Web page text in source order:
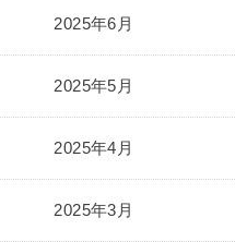
2025年6月
2025年5月
2025年4月
2025年3月